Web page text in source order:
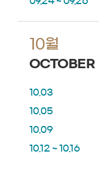
10월
OCTOBER
10.03
10.05
10.09
10.12 ~ 10.16